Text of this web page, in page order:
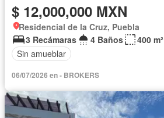
$ 12,000,000 MXN
Residencial de la Cruz, Puebla
3 Recámaras
4 Baños
400 m²
Sin amueblar
06/07/2026 en - BROKERS